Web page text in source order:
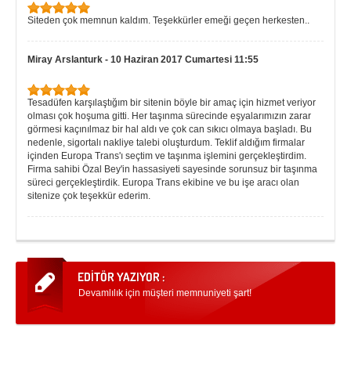
Siteden çok memnun kaldım. Teşekkürler emeği geçen herkesten..
Miray Arslanturk - 10 Haziran 2017 Cumartesi 11:55
Tesadüfen karşılaştığım bir sitenin böyle bir amaç için hizmet veriyor
olması çok hoşuma gitti. Her taşınma sürecinde eşyalarımızın zarar
görmesi kaçınılmaz bir hal aldı ve çok can sıkıcı olmaya başladı. Bu
nedenle, sigortalı nakliye talebi oluşturdum. Teklif aldığım firmalar
içinden Europa Trans'ı seçtim ve taşınma işlemini gerçekleştirdim.
Firma sahibi Özal Bey'in hassasiyeti sayesinde sorunsuz bir taşınma
süreci gerçekleştirdik. Europa Trans ekibine ve bu işe aracı olan
sitenize çok teşekkür ederim.
Devamlılık için müşteri memnuniyeti şart!